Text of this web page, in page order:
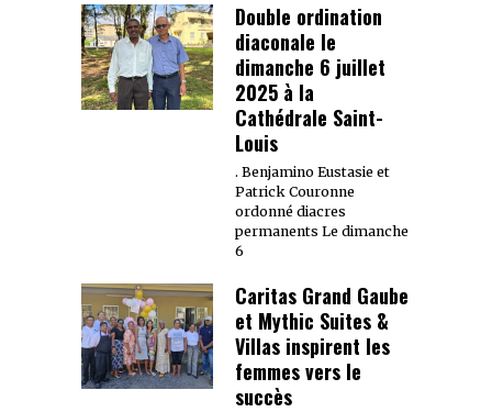
Double ordination
diaconale le
dimanche 6 juillet
2025 à la
Cathédrale Saint-
Louis
. Benjamino Eustasie et
Patrick Couronne
ordonné diacres
permanents Le dimanche
6
Caritas Grand Gaube
et Mythic Suites &
Villas inspirent les
femmes vers le
succès